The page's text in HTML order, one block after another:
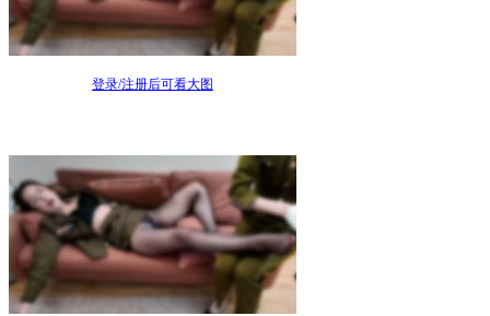
登录/注册后可看大图